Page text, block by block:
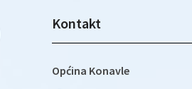
Kontakt
Općina Konavle